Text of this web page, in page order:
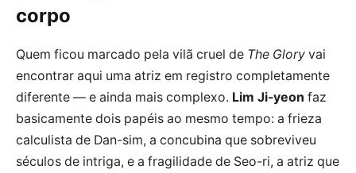
corpo
Quem ficou marcado pela vilã cruel de The Glory vai
encontrar aqui uma atriz em registro completamente
diferente — e ainda mais complexo. Lim Ji-yeon faz
basicamente dois papéis ao mesmo tempo: a frieza
calculista de Dan-sim, a concubina que sobreviveu
séculos de intriga, e a fragilidade de Seo-ri, a atriz que